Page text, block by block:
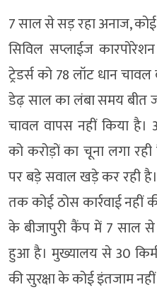
7 साल से सड़ रहा अनाज,
सिविल सप्लाईज
ट्रेडर्स को 78 लॉट धान
डेढ़ साल का लंबा समय बीत
चावल वापस नहीं किया है।
को करोड़ों का चूना लगा
पर बड़े सवाल खड़े कर रही
तक कोई ठोस कार्रवाई नहीं
के बीजापुरी कैंप में 7 साल
हुआ है। मुख्यालय से 30
की सुरक्षा के कोई इंतजाम